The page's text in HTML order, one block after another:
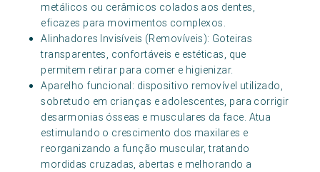
metálicos ou cerâmicos colados aos dentes,
eficazes para movimentos complexos.
Alinhadores Invisíveis (Removíveis): Goteiras
transparentes, confortáveis e estéticas, que
permitem retirar para comer e higienizar.
Aparelho funcional: dispositivo removível utilizado,
sobretudo em crianças e adolescentes, para corrigir
desarmonias ósseas e musculares da face. Atua
estimulando o crescimento dos maxilares e
reorganizando a função muscular, tratando
mordidas cruzadas, abertas e melhorando a